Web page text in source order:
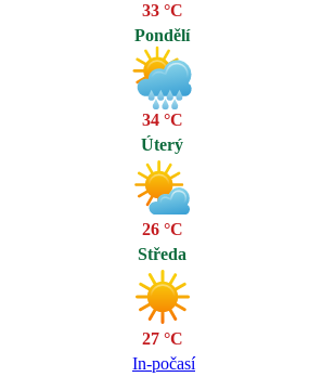
33 °C
Pondělí
34 °C
Úterý
26 °C
Středa
27 °C
In-počasí